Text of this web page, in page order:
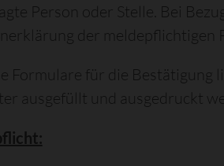
Person oder Stelle. Bei
der meldepflichtigen
Formulare für die Bestätigung
ausgefüllt und ausgedruckt